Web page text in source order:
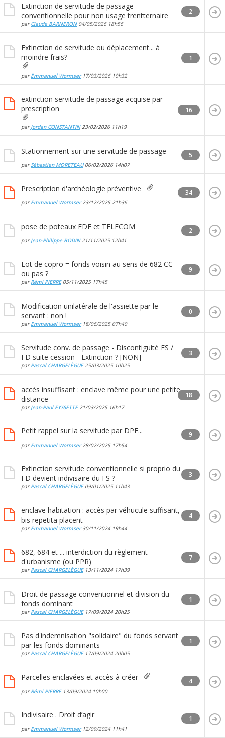
Extinction de servitude de passage
conventionnelle pour non usage trentternaire
par Claude BARNERON04/05/2026 18h56
2
Extinction de servitude ou déplacement... à
moindre frais?
par Emmanuel Wormser17/03/2026 10h32
1
extinction servitude de passage acquise par
prescription
par Jordan CONSTANTIN23/02/2026 11h19
16
Stationnement sur une servitude de passage
parSébastien MORETEAU06/02/2026 14h07
5
Prescription d'archéologie préventive
par Emmanuel Wormser23/12/202521h36
34
pose de poteaux EDF et TELECOM
par Jean-Philippe BODIN21/11/2025 12h41
2
Lot de copro = fonds voisin au sens de 682 CC
ou pas ?
par Rémi PIERRE05/11/2025 17h45
9
Modification unilatérale de l'assiette par le
servant : non !
par Emmanuel Wormser18/06/2025 07h40
0
Servitude conv. de passage - Discontiguité FS /
FD suite cession - Extinction ? [NON]
par Pascal CHARGELÈGUE25/03/2025 10h25
3
accès insuffisant : enclave même pour une petite
distance
par Jean-Paul EYSSETTE21/03/2025 16h17
18
Petit rappel sur la servitude par DPF...
par Emmanuel Wormser28/02/2025 17h54
9
Extinction servitude conventionnelle si proprio du
FD devient indivisaire du FS ?
par Pascal CHARGELÈGUE09/01/2025 11h43
3
enclave habitation : accès par véhucule suffisant,
bis repetita placent
par Emmanuel Wormser30/11/2024 19h44
4
682, 684 et ... interdiction du règlement
d'urbanisme (ou PPR)
par Pascal CHARGELÈGUE13/11/2024 17h39
7
Droit de passage conventionnel et division du
fonds dominant
par Pascal CHARGELÈGUE17/09/2024 20h25
1
Pas d'indemnisation "solidaire" du fonds servant
par les fonds dominants
par Pascal CHARGELÈGUE17/09/2024 20h05
1
Parcelles enclavées et accès à créer
par Rémi PIERRE13/09/2024 10h00
4
Indivisaire . Droit d’agir
par Emmanuel Wormser12/09/2024 11h41
1